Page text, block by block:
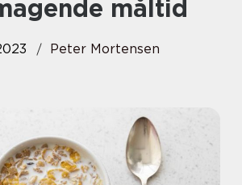
måltid
Peter Mortensen